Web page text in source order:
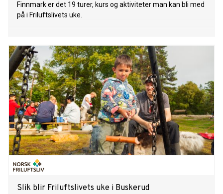
Finnmark er det 19 turer, kurs og aktiviteter man kan bli med
på i Friluftslivets uke.
Slik blir Friluftslivets uke i Buskerud